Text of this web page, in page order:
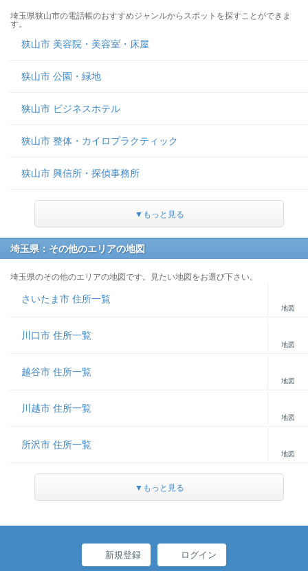
埼玉県狭山市の電話帳のおすすめジャンルからスポットを探すことができま
す。
狭山市 美容院・美容室・床屋
狭山市 公園・緑地
狭山市 ビジネスホテル
狭山市 整体・カイロプラクティック
狭山市 興信所・探偵事務所
▼もっと見る
埼玉県：その他のエリアの地図
埼玉県のその他のエリアの地図です。見たい地図をお選び下さい。
さいたま市 住所一覧
地図
川口市 住所一覧
地図
越谷市 住所一覧
地図
川越市 住所一覧
地図
所沢市 住所一覧
地図
▼もっと見る
新規登録 ログイン